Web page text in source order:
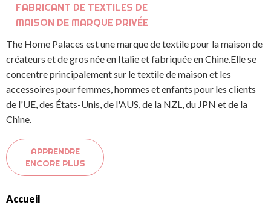
FABRICANT DE TEXTILES DE
MAISON DE MARQUE PRIVÉE
The Home Palaces est une marque de textile pour la maison de
créateurs et de gros née en Italie et fabriquée en Chine.Elle se
concentre principalement sur le textile de maison et les
accessoires pour femmes, hommes et enfants pour les clients
de l'UE, des États-Unis, de l'AUS, de la NZL, du JPN et de la
Chine.
APPRENDRE
ENCORE PLUS
Accueil